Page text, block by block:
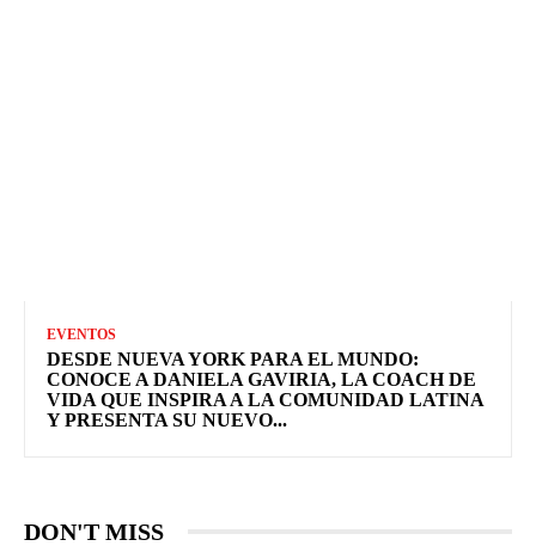
EVENTOS
DESDE NUEVA YORK PARA EL MUNDO:
CONOCE A DANIELA GAVIRIA, LA COACH DE
VIDA QUE INSPIRA A LA COMUNIDAD LATINA
Y PRESENTA SU NUEVO...
DON'T MISS